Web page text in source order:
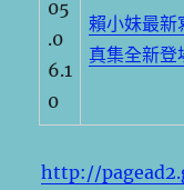
05
.0
6.1
0
賴小妹最新
真集全新登
http://